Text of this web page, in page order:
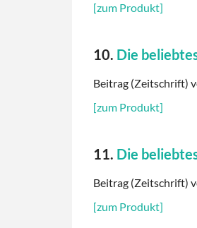
[zum Produkt]
10. Die
Beitrag (Zeitschrift)
[zum Produkt]
11. Die
Beitrag (Zeitschrift)
[zum Produkt]